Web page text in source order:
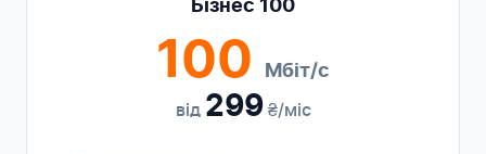
Бізнес 100
100 Мбіт/с
від 299₴/міс